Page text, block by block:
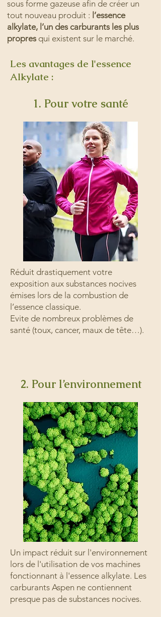
sous forme gazeuse afin de créer un
tout nouveau produit : l’essence
alkylate, l’un des carburants les plus
propres qui existent sur le marché.
Les avantages de l'essence
Alkylate :
1. Pour votre santé
Réduit drastiquement votre
exposition aux substances nocives
émises lors de la combustion de
l’essence classique.
Evite de nombreux problèmes de
santé (toux, cancer, maux de tête…).
2. Pour l’environnement
Un impact réduit sur l'environnement
lors de l'utilisation de vos machines
fonctionnant à l'essence alkylate. Les
carburants Aspen ne contiennent
presque pas de substances nocives.